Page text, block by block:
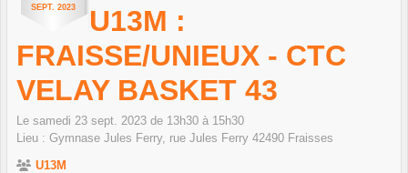
SEPT. 2023
U13M :
FRAISSE/UNIEUX - CTC
VELAY BASKET 43
Le samedi 23 sept. 2023 de 13h30 à 15h30
Lieu : Gymnase Jules Ferry, rue Jules Ferry 42490 Fraisses
U13M